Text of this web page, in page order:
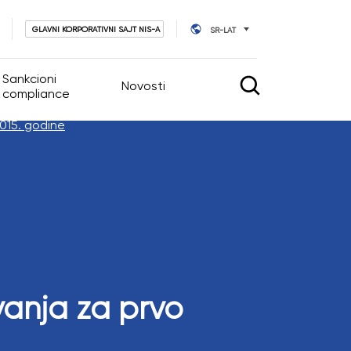
GLAVNI KORPORATIVNI SAJT NIS-A SR-LAT
upravljanja
Sankcioni
compliance
Novosti
godine
za prvo